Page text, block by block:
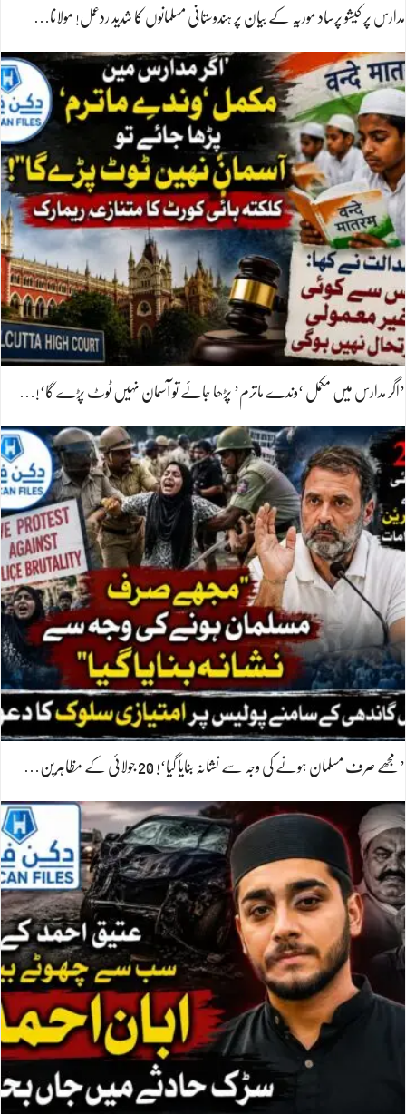
مدارس پر کیشو پرساد موریہ کے بیان پر ہندوستانی مسلمانوں کا شدید ردعمل! مولانا…
’اگر مدارس میں مکمل ‘وندے ماترم’ پڑھا جائے تو آسمان نہیں ٹوٹ پڑے گا‘!…
’مجھے صرف مسلمان ہونے کی وجہ سے نشانہ بنایا گیا‘! 20 جولائی کے مظاہرین…